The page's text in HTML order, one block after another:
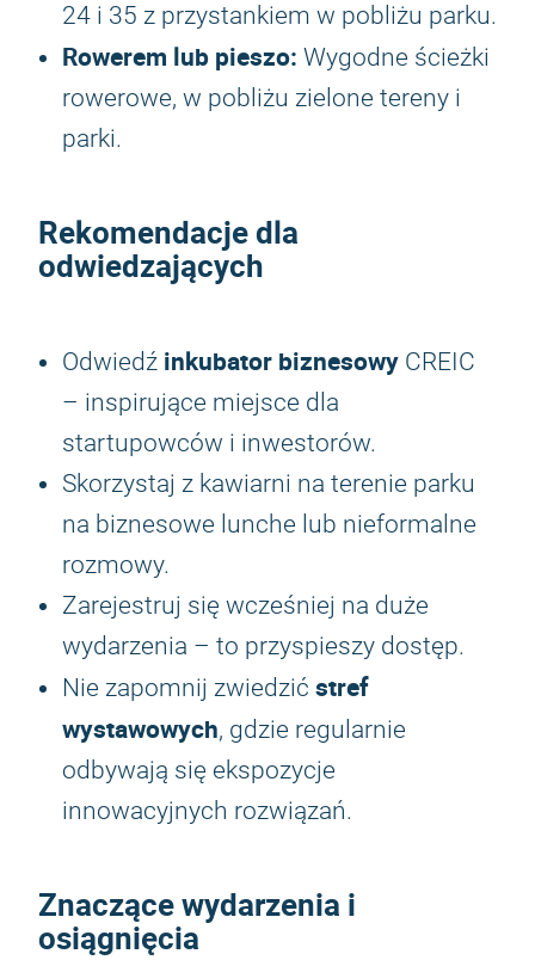
24 i 35 z przystankiem w pobliżu parku.
Rowerem lub pieszo: Wygodne ścieżki
rowerowe, w pobliżu zielone tereny i
parki.
Rekomendacje dla
odwiedzających
Odwiedź inkubator biznesowy CREIC
– inspirujące miejsce dla
startupowców i inwestorów.
Skorzystaj z kawiarni na terenie parku
na biznesowe lunche lub nieformalne
rozmowy.
Zarejestruj się wcześniej na duże
wydarzenia – to przyspieszy dostęp.
Nie zapomnij zwiedzić stref
wystawowych, gdzie regularnie
odbywają się ekspozycje
innowacyjnych rozwiązań.
Znaczące wydarzenia i
osiągnięcia